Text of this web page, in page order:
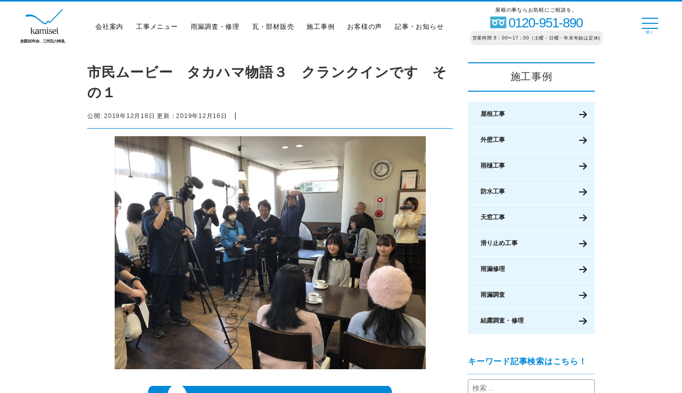
創業150年余、三州瓦の神清。
会社案内 工事メニュー 雨漏調査・修理 瓦・部材販売 施工事例 お客様の声 記事・お知らせ
屋根の事ならお気軽にご相談を。
0120-951-890
営業時間 8：00〜17：00（土曜・日曜・年末年始は定休)
市民ムービー タカハマ物語３ クランクインです そ
の１
公開: 2019年12月18日 更新：2019年12月16日 |
施工事例
屋根工事
外壁工事
雨樋工事
防水工事
天窓工事
滑り止め工事
雨漏修理
雨漏調査
結露調査・修理
キーワード記事検索はこちら！